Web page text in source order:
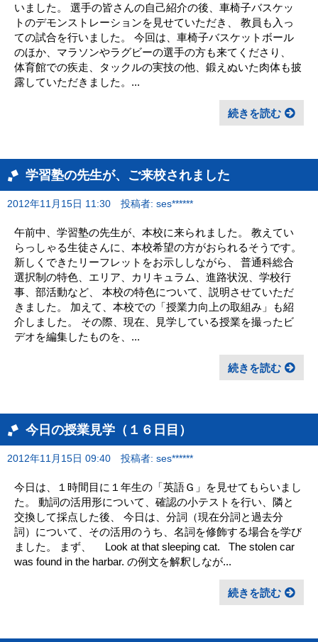
いました。 選手の皆さんの自己紹介の後、車椅子バスケッ
トのデモンストレーションを見せていただき、 教員も入っ
ての試合を行いました。 今回は、車椅子バスケットボール
のほか、マラソンやラグビーの選手の方も来てくださり、
体育館での疾走、タックルの実技の他、鍛えぬいた肉体も披
露していただきました。...
続きを読む
学習塾の先生が、ご来校されました
2012年11月15日 11:30 投稿者: ses******
午前中、学習塾の先生が、本校に来られました。 教えてい
らっしゃる生徒さんに、本校希望の方がおられるそうです。
新しくできたリーフレットをお示ししながら、 普通科総合
選択制の特色、エリア、カリキュラム、進路状況、学校行
事、部活動など、 本校の特色について、説明させていただ
きました。 加えて、本校での「授業力向上の取組み」も紹
介しました。 その際、現在、見学している授業を撮ったビ
デオを編集したものを、...
続きを読む
今日の授業見学（１６日目）
2012年11月15日 09:40 投稿者: ses******
今日は、１時間目に１年生の「英語Ｇ」を見せてもらいまし
た。 動詞の活用形について、確認の小テストを行い、隣と
交換して採点した後、 今日は、分詞（現在分詞と過去分
詞）について、その活用のうち、名詞を修飾する場合を学び
ました。 まず、 Look at that sleeping cat. The stolen car
was found in the harbar. の例文を解釈しなが...
続きを読む